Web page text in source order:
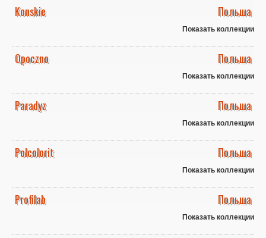
Konskie Польша
Показать коллекции
Opoczno Польша
Показать коллекции
Paradyz Польша
Показать коллекции
Polcolorit Польша
Показать коллекции
Profilab Польша
Показать коллекции